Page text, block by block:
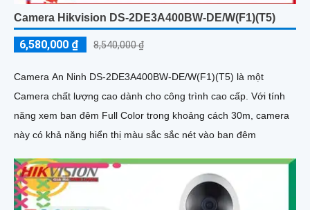
Camera Hikvision DS-2DE3A400BW-DE/W(F1)(T5)
6,580,000 ₫ 8,540,000 ₫
Camera An Ninh DS-2DE3A400BW-DE/W(F1)(T5) là một
Camera chất lượng cao dành cho công trình cao cấp. Với tính
năng xem ban đêm Full Color trong khoảng cách 30m, camera
này có khả năng hiển thị màu sắc sắc nét vào ban đêm